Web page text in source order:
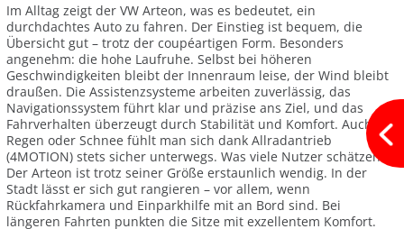
Im Alltag zeigt der VW Arteon, was es bedeutet, ein
durchdachtes Auto zu fahren. Der Einstieg ist bequem, die
Übersicht gut – trotz der coupéartigen Form. Besonders
angenehm: die hohe Laufruhe. Selbst bei höheren
Geschwindigkeiten bleibt der Innenraum leise, der Wind bleibt
draußen. Die Assistenzsysteme arbeiten zuverlässig, das
Navigationssystem führt klar und präzise ans Ziel, und das
Fahrverhalten überzeugt durch Stabilität und Komfort. Auch bei
Regen oder Schnee fühlt man sich dank Allradantrieb
(4MOTION) stets sicher unterwegs. Was viele Nutzer schätzen:
Der Arteon ist trotz seiner Größe erstaunlich wendig. In der
Stadt lässt er sich gut rangieren – vor allem, wenn
Rückfahrkamera und Einparkhilfe mit an Bord sind. Bei
längeren Fahrten punkten die Sitze mit exzellentem Komfort.